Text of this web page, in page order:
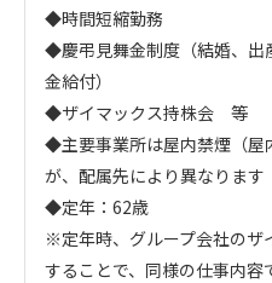
◆時間短縮勤務
◆慶弔見舞金制度（結婚、出
金給付）
◆ザイマックス持株会　等
◆主要事業所は屋内禁煙（屋
が、配属先により異なります
◆定年：62歳
※定年時、グループ会社のザ
することで、同様の仕事内